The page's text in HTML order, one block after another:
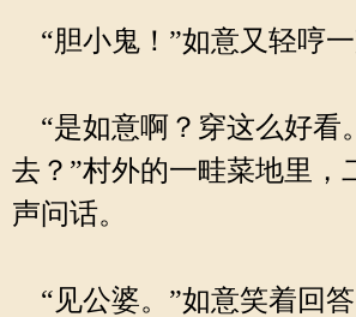
“胆小鬼！”如意又轻哼一
“是如意啊？穿这么好看
去？”村外的一畦菜地里，
声问话。
“见公婆。”如意笑着回答